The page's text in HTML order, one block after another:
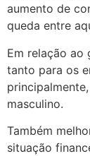
aumento de
queda entre
Em relação ao
tanto para os
masculino.
Também
situação